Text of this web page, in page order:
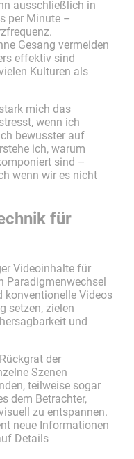
ausschließlich in
per Minute –
Gesang vermeiden
effektiv sind
Kulturen als
mich das
wenn ich
bewusster auf
ich, warum
sind –
wenn wir es nicht
für
Videoinhalte für
Paradigmenwechsel
konventionelle Videos
setzen, zielen
und
der
Szenen
teilweise sogar
dem Betrachter,
zu entspannen.
neue Informationen
Details